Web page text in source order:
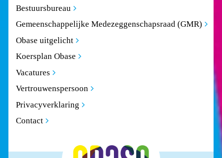
Bestuursbureau
Gemeenschappelijke Medezeggenschapsraad (GMR)
Obase uitgelicht
Koersplan Obase
Vacatures
Vertrouwenspersoon
Privacyverklaring
Contact